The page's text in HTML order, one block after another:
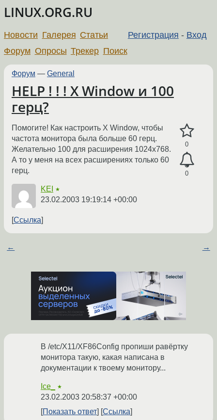
LINUX.ORG.RU
Регистрация - Вход
Новости Галерея Статьи
Форум Опросы Трекер Поиск
Форум — General
HELP ! ! ! X Window и 100
герц?
0
0
Помогите! Как настроить X Window, чтобы
частота монитора была больше 60 герц.
Желательно 100 для расширения 1024х768.
А то у меня на всех расширениях только 60
герц.
KEI ★
23.02.2003 19:19:14 +00:00
Ссылка
← →
В /etc/X11/XF86Config пропиши равёртку
монитора такую, какая написана в
документации к твоему монитору...
Ice_ ★
23.02.2003 20:58:37 +00:00
Показать ответ
Ссылка